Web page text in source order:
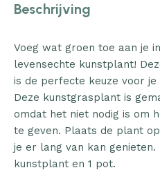
Beschrijving
Voeg wat groen toe aan je
levensechte kunstplant!
is de perfecte keuze voor
Deze kunstgrasplant is
omdat het niet nodig is om
te geven. Plaats de plant
je er lang van kan genieten.
kunstplant en 1 pot.